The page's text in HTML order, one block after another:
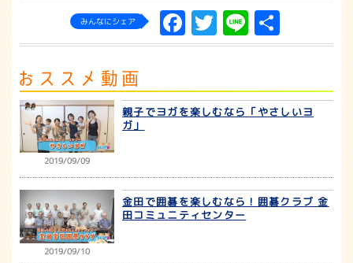
みんなにシェア Facebook
Twitter
Line
有
2019/09/09
親子でヨガを楽しむなら「やさしいヨ
ガ」
2019/09/10
金田で囲碁を楽しむなら！囲碁クラブ 金
田コミュニティセンター